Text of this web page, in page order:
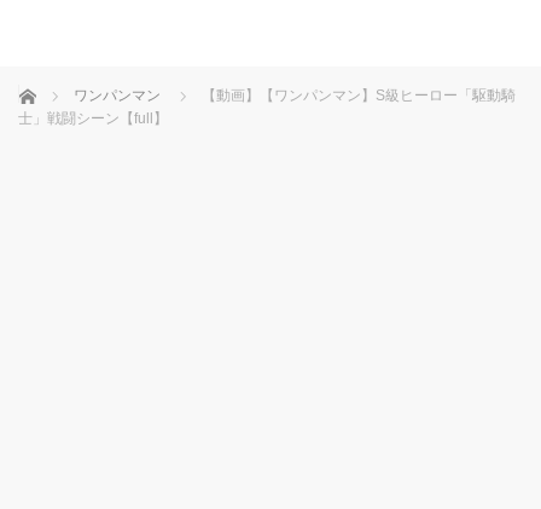
ホーム ワンパンマン
【動画】【ワンパンマン】S級ヒーロー「駆動騎
士」戦闘シーン【full】